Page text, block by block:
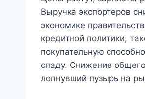
Выручка экспортеров
экономике
кредитной политики,
покупательную
спаду. Снижение
лопнувший пузырь на